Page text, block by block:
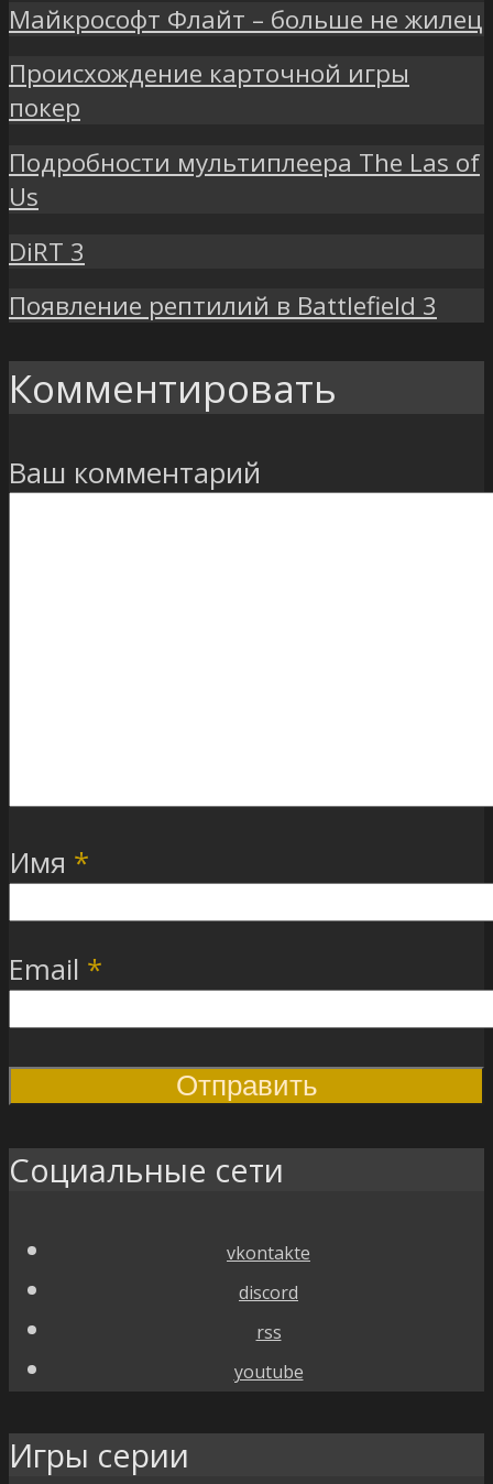
Майкрософт Флайт – больше не жилец
Происхождение карточной игры
покер
Подробности мультиплеера The Las of
Us
DiRT 3
Появление рептилий в Battlefield 3
Комментировать
Ваш комментарий
Имя *
Email *
Социальные сети
vkontakte
discord
rss
youtube
Игры серии